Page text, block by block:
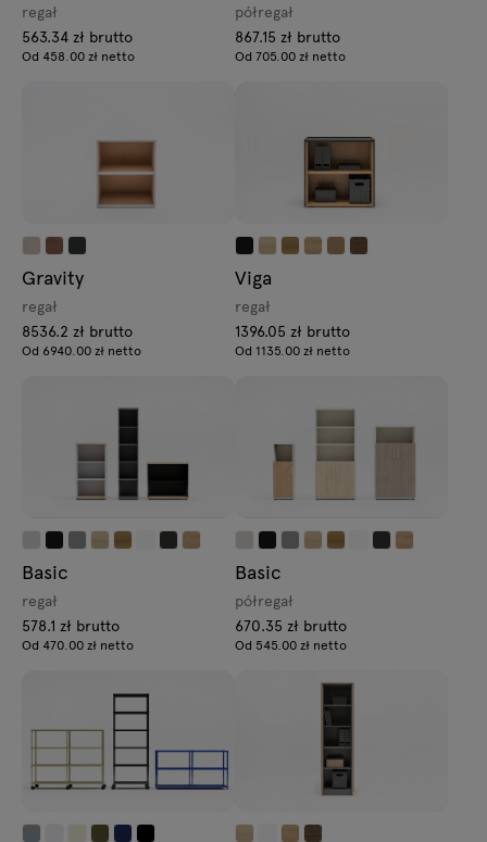
regał
563.34 zł brutto
Od 458.00 zł netto
półregał
867.15 zł brutto
Od 705.00 zł netto
Gravity
regał
8536.2 zł brutto
Od 6940.00 zł netto
Viga
regał
1396.05 zł brutto
Od 1135.00 zł netto
Basic
regał
578.1 zł brutto
Od 470.00 zł netto
Basic
półregał
670.35 zł brutto
Od 545.00 zł netto